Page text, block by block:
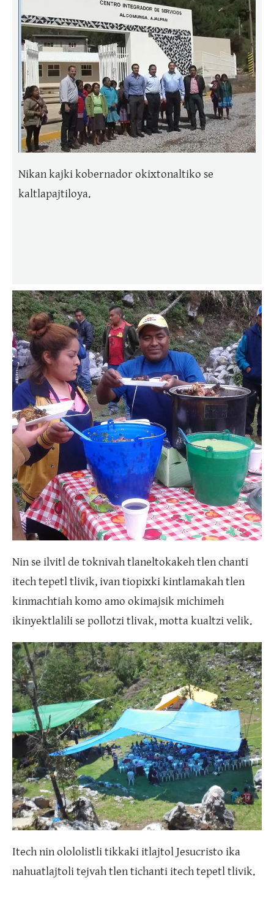
Nikan kajki kobernador okixtonaltiko se
kaltlapajtiloya.
Nin se ilvitl de toknivah tlaneltokakeh tlen chanti
itech tepetl tlivik, ivan tiopixki kintlamakah tlen
kinmachtiah komo amo okimajsik michimeh
ikinyektlalili se pollotzi tlivak, motta kualtzi velik.
Itech nin olololistli tikkaki itlajtol Jesucristo ika
nahuatlajtoli tejvah tlen tichanti itech tepetl tlivik.